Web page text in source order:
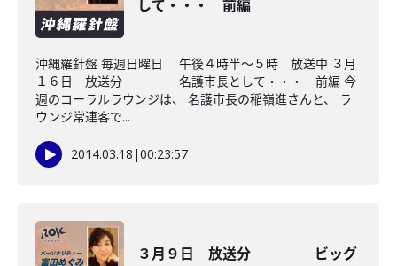
して・・・ 前編
沖縄羅針盤 毎週日曜日 午後４時半～５時 放送中 ３月
１６日 放送分 名護市長として・・・ 前編 今
週のコーラルラウンジは、 名護市長の稲嶺進さんと、 ラ
ウンジ常連客で...
2014.03.18 |00:23:57
３月９日 放送分 ビッグ